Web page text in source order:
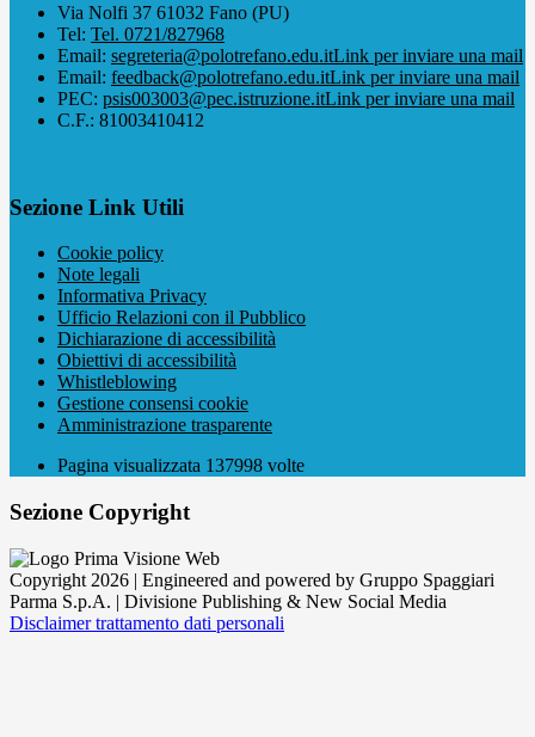
Via Nolfi 37 61032 Fano (PU)
Tel: Tel. 0721/827968
Email: segreteria@polotrefano.e​du.itLink per inviare una mail
Email: feedback@polotrefano.edu.itLink per inviare una mail
PEC: psis003003@pec.istruzione.itLink per inviare una mail
C.F.: 81003410412
Sezione Link Utili
Cookie policy
Note legali
Informativa Privacy
Ufficio Relazioni con il Pubblico
Dichiarazione di accessibilità
Obiettivi di accessibilità
Whistleblowing
Gestione consensi cookie
Amministrazione trasparente
Pagina visualizzata 137998 volte
Sezione Copyright
Copyright 2026 | Engineered and powered by Gruppo Spaggiari
Parma S.p.A. | Divisione Publishing & New Social Media
Disclaimer trattamento dati personali